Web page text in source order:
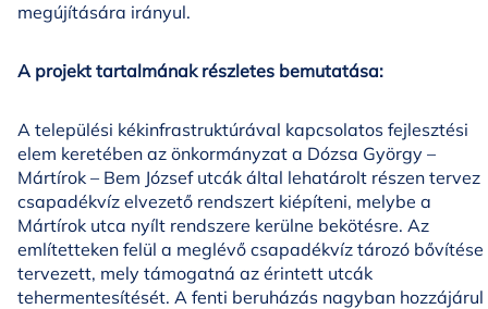
megújítására irányul.
A projekt tartalmának részletes bemutatása:
A települési kékinfrastruktúrával kapcsolatos fejlesztési
elem keretében az önkormányzat a Dózsa György –
Mártírok – Bem József utcák által lehatárolt részen tervez
csapadékvíz elvezető rendszert kiépíteni, melybe a
Mártírok utca nyílt rendszere kerülne bekötésre. Az
említetteken felül a meglévő csapadékvíz tározó bővítése
tervezett, mely támogatná az érintett utcák
tehermentesítését. A fenti beruházás nagyban hozzájárul